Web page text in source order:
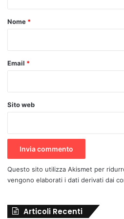
o
Nome *
Email *
Sito web
Questo sito utilizza Akismet per
vengono elaborati i dati derivati dai
Articoli Recenti